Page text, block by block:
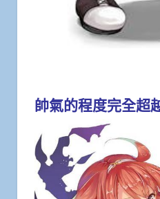
帥氣的程度完全超